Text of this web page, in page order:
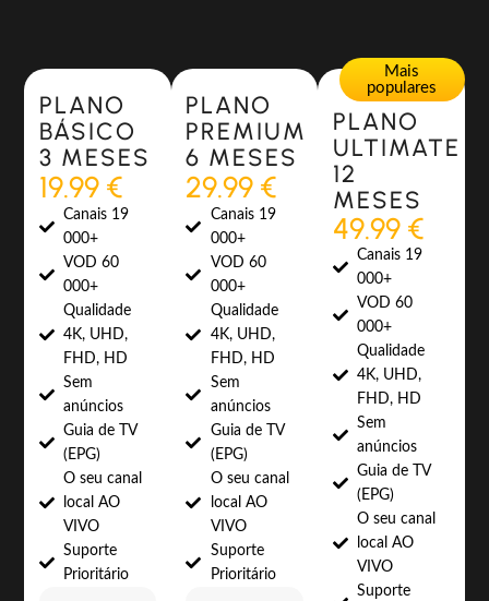
Most Popular
PLANO
BÁSICO
3 MESES
19.99 €
Canais 19
000+
VOD 60
000+
Qualidade
4K, UHD,
FHD, HD
Sem
anúncios
Guia de TV
(EPG)
O seu canal
local AO
VIVO
Suporte
Prioritário
Most Popular
PLANO
PREMIUM
6 MESES
29.99 €
Canais 19
000+
VOD 60
000+
Qualidade
4K, UHD,
FHD, HD
Sem
anúncios
Guia de TV
(EPG)
O seu canal
local AO
VIVO
Suporte
Prioritário
Mais
populares
PLANO
ULTIMATE
12
MESES
49.99 €
Canais 19
000+
VOD 60
000+
Qualidade
4K, UHD,
FHD, HD
Sem
anúncios
Guia de TV
(EPG)
O seu canal
local AO
VIVO
Suporte